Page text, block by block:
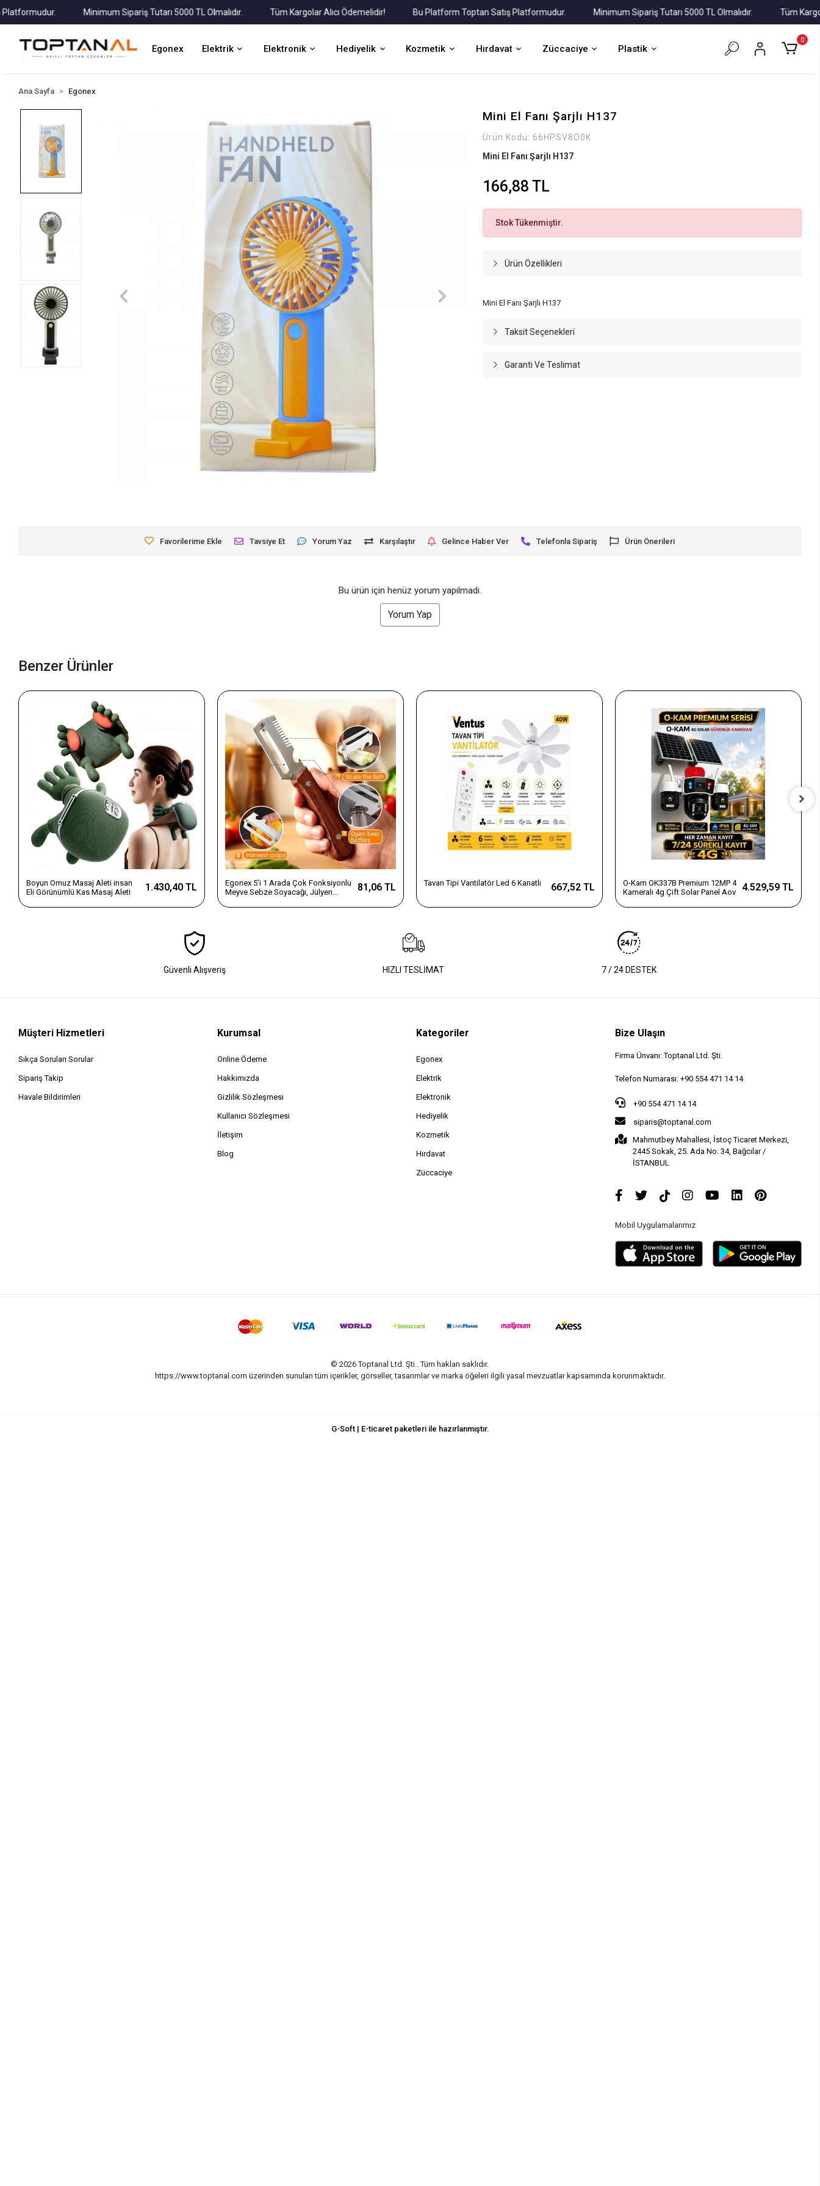
Minimum Sipariş Tutarı 5000 TL Olmalıdır. Tüm Kargolar Alıcı Ödemelidir! Bu Platform Toptan Satış Platformudur. Minimum Sipariş Tutarı 5000 TL Olmalıdır. Tüm Kargolar
Egonex Elektrik Elektronik Hediyelik Kozmetik Hırdavat Züccaciye Plastik
0
Ana Sayfa Egonex
Mini El Fanı Şarjlı H137
Ürün Kodu: 66HPSV8O0K
Mini El Fanı Şarjlı H137
166,88 TL
Stok Tükenmiştir.
Ürün Özellikleri
Mini El Fanı Şarjlı H137
Taksit Seçenekleri
Garanti Ve Teslimat
Favorilerime Ekle Tavsiye Et Yorum Yaz Karşılaştır Gelince Haber Ver Telefonla Sipariş Ürün Önerileri
Bu ürün için henüz yorum yapılmadı.
Yorum Yap
Benzer Ürünler
Boyun Omuz Masaj Aleti insan
Eli Görünümlü Kas Masaj Aleti
1.430,40 TL
Egonex 5'i 1 Arada Çok Fonksiyonlu
Meyve Sebze Soyacağı, Jülyen
Saplı Paslanmaz Çelik
81,06 TL Tavan Tipi Vantilatör Led 6 Kanatlı 667,52 TL
O-Kam OK337B Premium 12MP 4
Kameralı 4g Çift Solar Panel Aov
4.529,59 TL
Güvenli Alışveriş HIZLI TESLİMAT 7 / 24 DESTEK
Müşteri Hizmetleri
Sıkça Sorulan Sorular
Sipariş Takip
Havale Bildirimleri
Kurumsal
Online Ödeme
Hakkımızda
Gizlilik Sözleşmesi
Kullanıcı Sözleşmesi
İletişim
Blog
Kategoriler
Egonex
Elektrik
Elektronik
Hediyelik
Kozmetik
Hırdavat
Züccaciye
Bize Ulaşın
Firma Ünvanı: Toptanal Ltd. Şti.
Telefon Numarası: +90 554 471 14 14
+90 554 471 14 14
siparis@toptanal.com
Mahmutbey Mahallesi, İstoç Ticaret Merkezi,
2445 Sokak, 25. Ada No: 34, Bağcılar /
İSTANBUL
Mobil Uygulamalarımız
© 2026 Toptanal Ltd. Şti.. Tüm hakları saklıdır.
https://www.toptanal.com üzerinden sunulan tüm içerikler, görseller, tasarımlar ve marka öğeleri ilgili yasal mevzuatlar kapsamında korunmaktadır.
G-Soft | E-ticaret paketleri ile hazırlanmıştır.